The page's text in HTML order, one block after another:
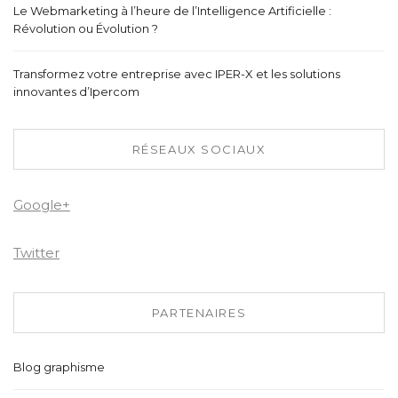
Le Webmarketing à l’heure de l’Intelligence Artificielle :
Révolution ou Évolution ?
Transformez votre entreprise avec IPER-X et les solutions
innovantes d’Ipercom
RÉSEAUX SOCIAUX
Google+
Twitter
PARTENAIRES
Blog graphisme